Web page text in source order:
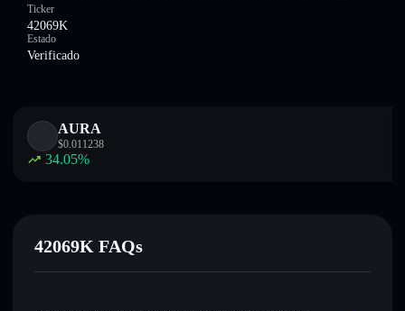
Ticker
42069K
Estado
Verificado
AURA
$0.011238
34.05%
42069K FAQs